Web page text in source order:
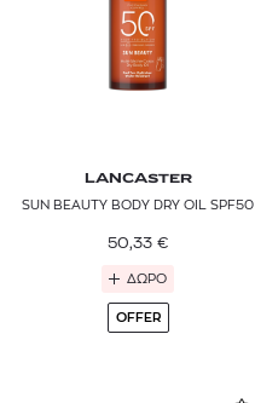
LANCASTER
SUN BEAUTY BODY DRY OIL SPF50
50,33 €
ΔΩΡΟ
OFFER